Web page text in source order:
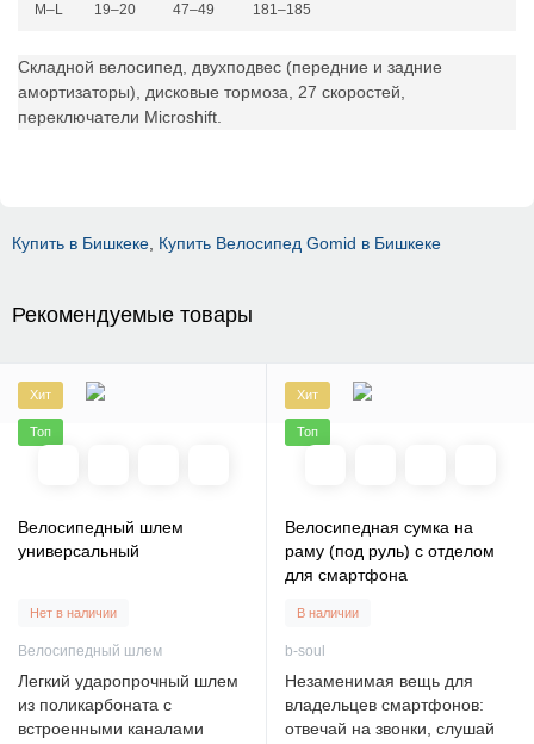
M–L 19–20 47–49 181–185
Складной велосипед, двухподвес (передние и задние
амортизаторы), дисковые тормоза, 27 скоростей,
переключатели Microshift.
Купить в Бишкеке Купить Велосипед Gomid в Бишкеке
Рекомендуемые товары
Хит
Топ
Велосипедный шлем
универсальный
Нет в наличии
Велосипедный шлем
Легкий ударопрочный шлем
из поликарбоната с
встроенными каналами
Хит
Топ
Велосипедная сумка на
раму (под руль) с отделом
для смартфона
В наличии
b-soul
Незаменимая вещь для
владельцев смартфонов:
отвечай на звонки, слушай